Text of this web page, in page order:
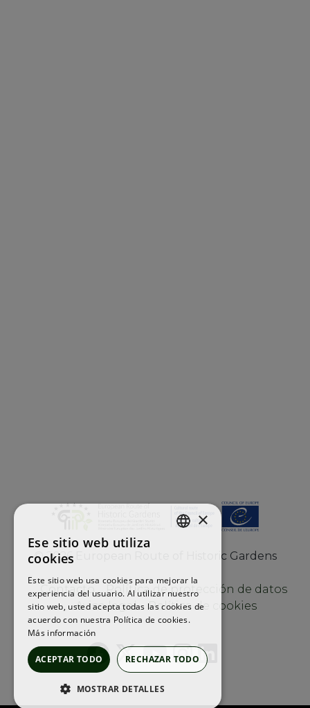
©2026 European Route of Historic Gardens
Contacto
Política de protección de datos
Aviso legal
Política de cookies
SPANISH
×
Ese sitio web utiliza
cookies
Este sitio web usa cookies para mejorar la
experiencia del usuario. Al utilizar nuestro
sitio web, usted acepta todas las cookies de
acuerdo con nuestra Política de cookies.
Más información
ACEPTAR TODO RECHAZAR TODO
MOSTRAR DETALLES